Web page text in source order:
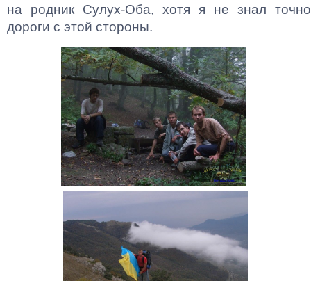
на родник Сулух-Оба, хотя я не знал точно
дороги с этой стороны.